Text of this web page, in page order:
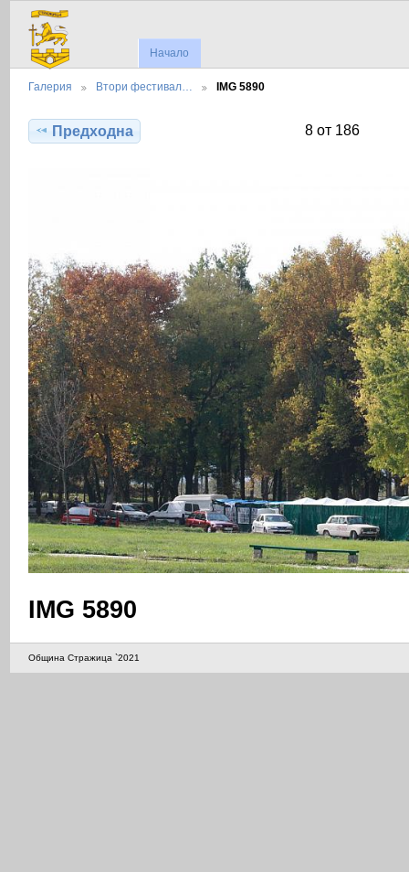
Начало
Галерия Втори фестивал… IMG 5890
Предходна 8 от 186
IMG 5890
Община Стражица `2021